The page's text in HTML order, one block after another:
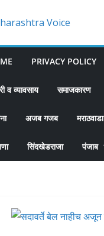
PRIVACY POLICY
व व्यावसाय समाजकारण
अजब गजब मराठवाडा
सिंदखेडराजा पंजाब